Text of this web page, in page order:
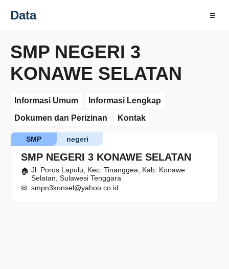
Data ☰
SMP NEGERI 3
KONAWE SELATAN
Informasi Umum
Informasi Lengkap
Dokumen dan Perizinan
Kontak
SMP NEGERI 3 KONAWE SELATAN
negeri
SMP
Jl. Poros Lapulu, Kec. Tinanggea, Kab. Konawe
Selatan, Sulawesi Tenggara
smpn3konsel@yahoo.co.id